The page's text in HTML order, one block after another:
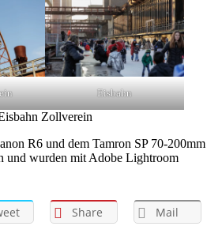
Eisbahn
Zollverein
R6 und dem Tamron SP 70-200mm
und wurden mit Adobe Lightroom
Share Mail